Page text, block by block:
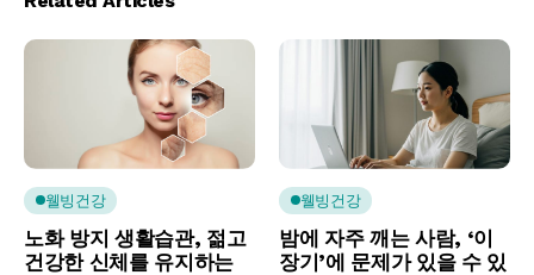
웰빙건강
노화 방지 생활습관, 젊고
건강한 신체를 유지하는
웰빙건강
밤에 자주 깨는 사람, ‘이
장기’에 문제가 있을 수 있